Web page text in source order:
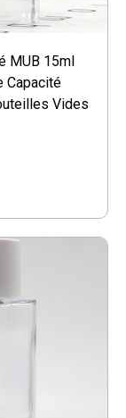
MUB 15ml
Capacité
Vides